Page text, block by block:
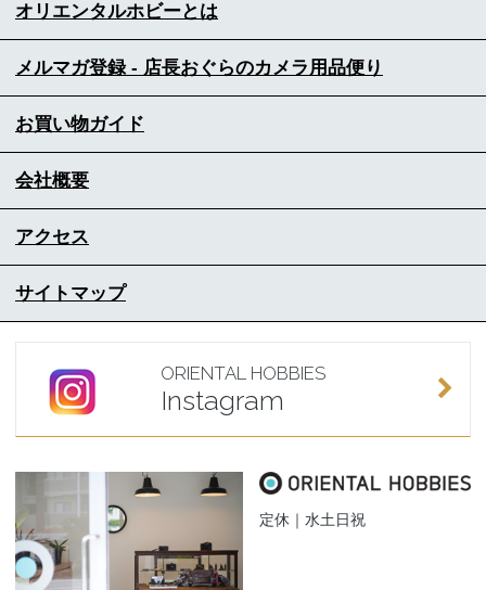
オリエンタルホビーとは
メルマガ登録 - 店長おぐらのカメラ用品便り
お買い物ガイド
会社概要
アクセス
サイトマップ
ORIENTAL HOBBIES
Instagram
定休｜水土日祝